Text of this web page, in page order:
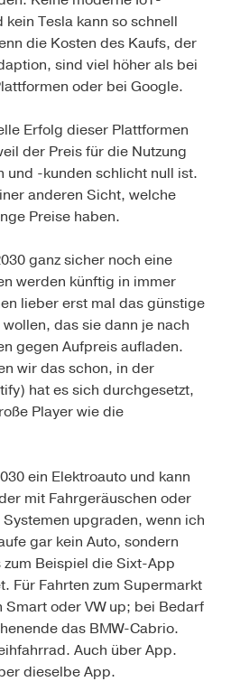
Tesla kann so schnell
die Kosten des Kaufs, der
sind viel höher als bei
oder bei Google.
Erfolg dieser Plattformen
der Preis für die Nutzung
und -kunden schlicht null ist.
anderen Sicht, welche
Preise haben.
ganz sicher noch eine
werden künftig in immer
lieber erst mal das günstige
das sie dann je nach
gegen Aufpreis aufladen.
wir das schon, in der
hat es sich durchgesetzt,
Player wie die
ein Elektroauto und kann
mit Fahrgeräuschen oder
upgraden, wenn ich
gar kein Auto, sondern
Beispiel die Sixt-App
Für Fahrten zum Supermarkt
Smart oder VW up; bei Bedarf
das BMW-Cabrio.
Auch über App.
dieselbe App.